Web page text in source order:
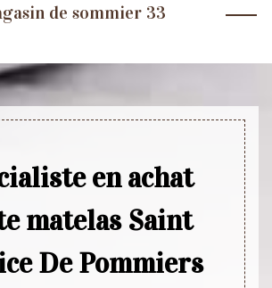
de sommier 33
en achat
matelas Saint
De Pommiers